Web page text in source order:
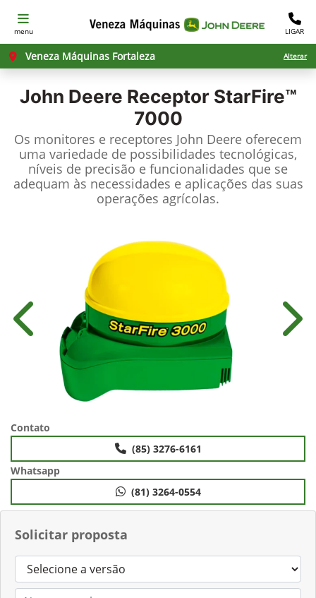
menu LIGAR
Veneza Máquinas Fortaleza Alterar
John Deere Receptor StarFire™
7000
Os monitores e receptores John Deere oferecem
uma variedade de possibilidades tecnológicas,
níveis de precisão e funcionalidades que se
adequam às necessidades e aplicações das suas
operações agrícolas.
Solicitar proposta
Anterior
Contato
(85) 3276-6161
Whatsapp
(81) 3264-0554